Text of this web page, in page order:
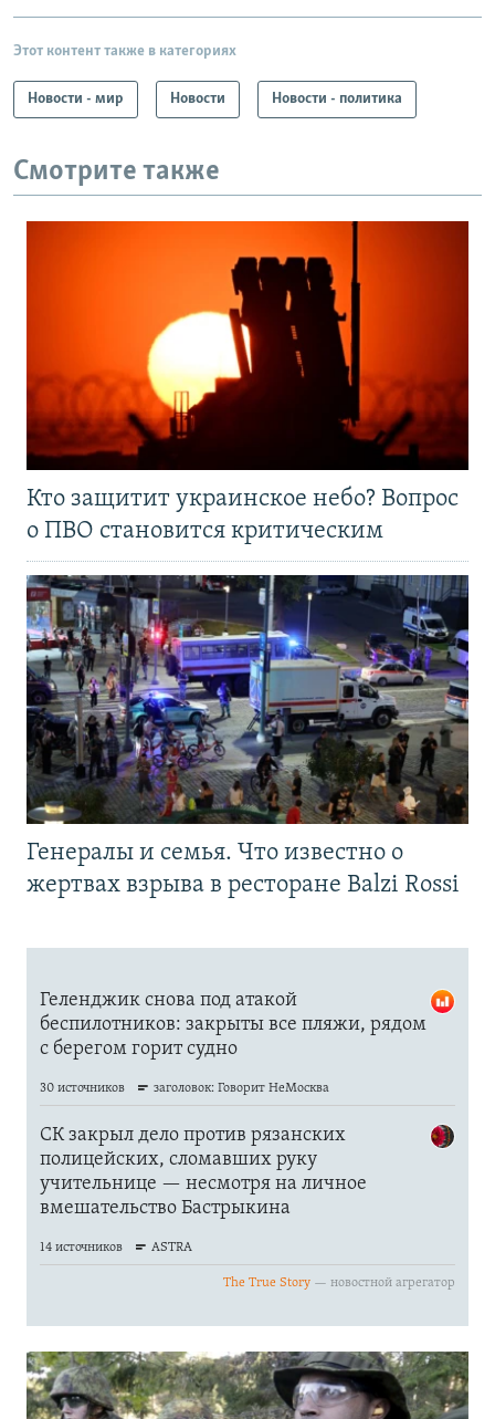
Этот контент также в категориях
Новости - мир Новости Новости - политика
Смотрите также
Кто защитит украинское небо? Вопрос
о ПВО становится критическим
Генералы и семья. Что известно о
жертвах взрыва в ресторане Balzi Rossi